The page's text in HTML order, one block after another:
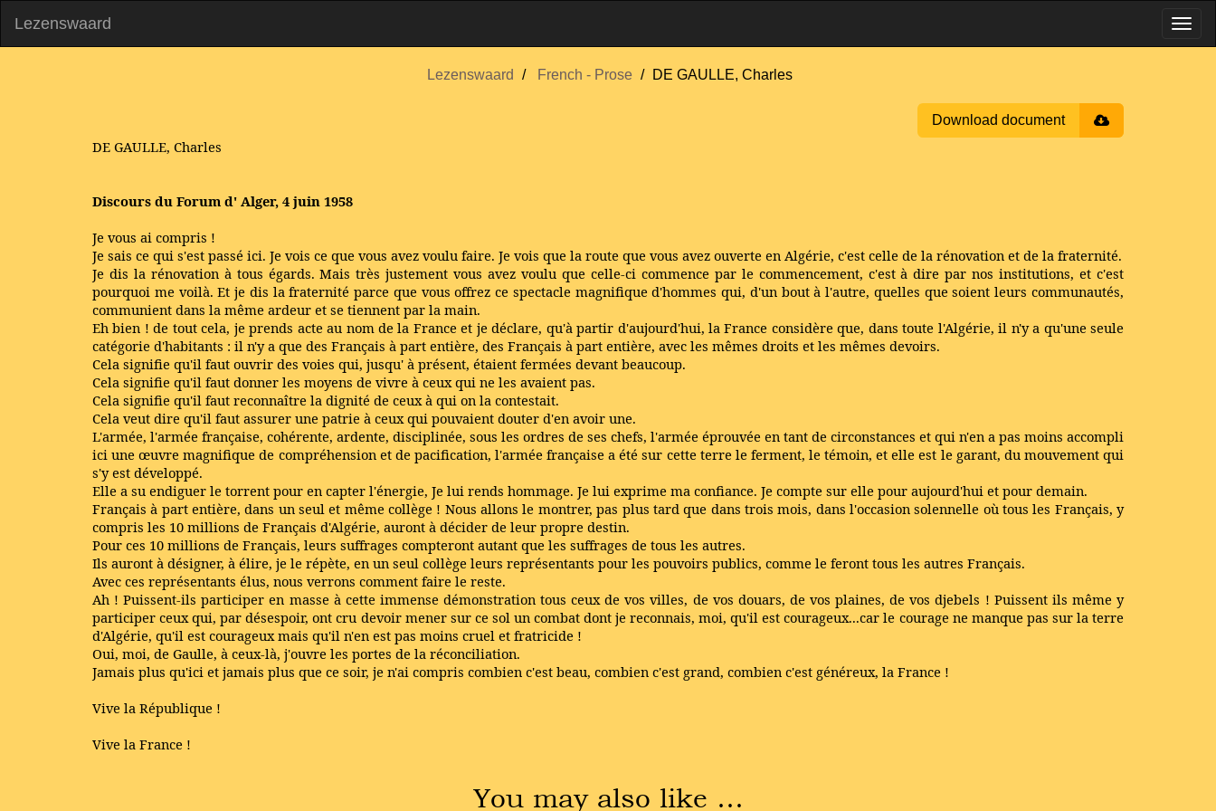
Lezenswaard
Lezenswaard French - Prose DE GAULLE, Charles
Download document
DE GAULLE, Charles
Discours du Forum d' Alger, 4 juin 1958
Je vous ai compris !
Je sais ce qui s'est passé ici. Je vois ce que vous avez voulu faire. Je vois que la route que vous avez ouverte en Algérie, c'est celle de la rénovation et de la fraternité.
Je dis la rénovation à tous égards. Mais très justement vous avez voulu que celle-ci commence par le commencement, c'est à dire par nos institutions, et c'est
pourquoi me voilà. Et je dis la fraternité parce que vous offrez ce spectacle magnifique d'hommes qui, d'un bout à l'autre, quelles que soient leurs communautés,
communient dans la même ardeur et se tiennent par la main.
Eh bien ! de tout cela, je prends acte au nom de la France et je déclare, qu'à partir d'aujourd'hui, la France considère que, dans toute l'Algérie, il n'y a qu'une seule
catégorie d'habitants : il n'y a que des Français à part entière, des Français à part entière, avec les mêmes droits et les mêmes devoirs.
Cela signifie qu'il faut ouvrir des voies qui, jusqu' à présent, étaient fermées devant beaucoup.
Cela signifie qu'il faut donner les moyens de vivre à ceux qui ne les avaient pas.
Cela signifie qu'il faut reconnaître la dignité de ceux à qui on la contestait.
Cela veut dire qu'il faut assurer une patrie à ceux qui pouvaient douter d'en avoir une.
L'armée, l'armée française, cohérente, ardente, disciplinée, sous les ordres de ses chefs, l'armée éprouvée en tant de circonstances et qui n'en a pas moins accompli
ici une œuvre magnifique de compréhension et de pacification, l'armée française a été sur cette terre le ferment, le témoin, et elle est le garant, du mouvement qui
s'y est développé.
Elle a su endiguer le torrent pour en capter l'énergie, Je lui rends hommage. Je lui exprime ma confiance. Je compte sur elle pour aujourd'hui et pour demain.
Français à part entière, dans un seul et même collège ! Nous allons le montrer, pas plus tard que dans trois mois, dans l'occasion solennelle où tous les Français, y
compris les 10 millions de Français d'Algérie, auront à décider de leur propre destin.
Pour ces 10 millions de Français, leurs suffrages compteront autant que les suffrages de tous les autres.
Ils auront à désigner, à élire, je le répète, en un seul collège leurs représentants pour les pouvoirs publics, comme le feront tous les autres Français.
Avec ces représentants élus, nous verrons comment faire le reste.
Ah ! Puissent-ils participer en masse à cette immense démonstration tous ceux de vos villes, de vos douars, de vos plaines, de vos djebels ! Puissent ils même y
participer ceux qui, par désespoir, ont cru devoir mener sur ce sol un combat dont je reconnais, moi, qu'il est courageux...car le courage ne manque pas sur la terre
d'Algérie, qu'il est courageux mais qu'il n'en est pas moins cruel et fratricide !
Oui, moi, de Gaulle, à ceux-là, j'ouvre les portes de la réconciliation.
Jamais plus qu'ici et jamais plus que ce soir, je n'ai compris combien c'est beau, combien c'est grand, combien c'est généreux, la France !
Vive la République !
Vive la France !
You may also like …